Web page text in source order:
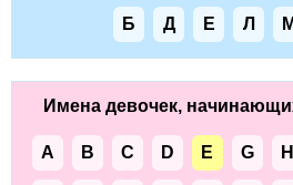
Б Д Е Л М
Имена девочек,
A B C D E G H